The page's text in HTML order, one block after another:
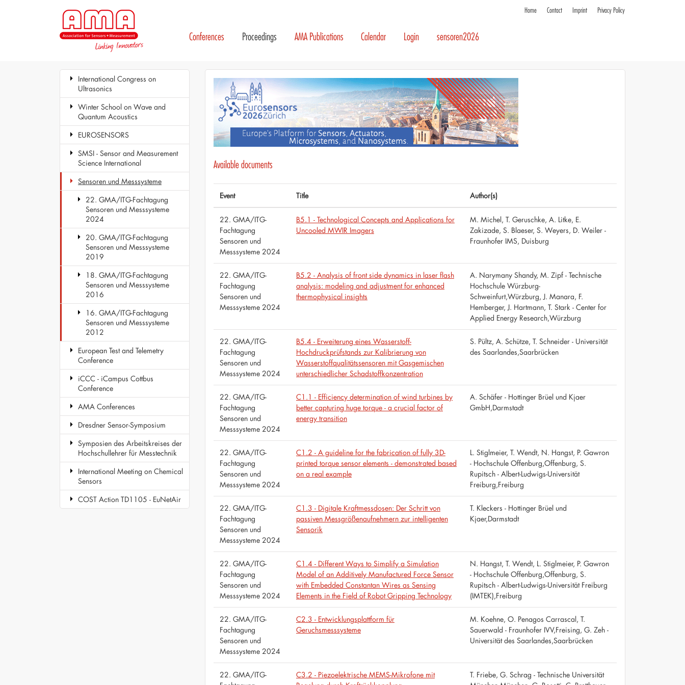
Home Contact Imprint Privacy Policy
Conferences Proceedings AMA Publications Calendar Login sensoren2026
International Congress on
Ultrasonics
Winter School on Wave and
Quantum Acoustics
EUROSENSORS
SMSI - Sensor and Measurement
Science International
Sensoren und Messsysteme
22. GMA/ITG-Fachtagung
Sensoren und Messsysteme
2024
20. GMA/ITG-Fachtagung
Sensoren und Messsysteme
2019
18. GMA/ITG-Fachtagung
Sensoren und Messsysteme
2016
16. GMA/ITG-Fachtagung
Sensoren und Messsysteme
2012
European Test and Telemetry
Conference
iCCC - iCampus Cottbus
Conference
AMA Conferences
Dresdner Sensor-Symposium
Symposien des Arbeitskreises der
Hochschullehrer für Messtechnik
International Meeting on Chemical
Sensors
COST Action TD1105 - EuNetAir
Available documents
Event Title Author(s)
22. GMA/ITG-
Fachtagung
Sensoren und
Messsysteme 2024
B5.1 - Technological Concepts and Applications for
Uncooled MWIR Imagers
M. Michel, T. Geruschke, A. Litke, E.
Zakizade, S. Blaeser, S. Weyers, D. Weiler -
Fraunhofer IMS, Duisburg
22. GMA/ITG-
Fachtagung
Sensoren und
Messsysteme 2024
B5.2 - Analysis of front side dynamics in laser flash
analysis: modeling and adjustment for enhanced
thermophysical insights
A. Narymany Shandy, M. Zipf - Technische
Hochschule Würzburg-
Schweinfurt,Würzburg, J. Manara, F.
Hemberger, J. Hartmann, T. Stark - Center for
Applied Energy Research,Würzburg
22. GMA/ITG-
Fachtagung
Sensoren und
Messsysteme 2024
B5.4 - Erweiterung eines Wasserstoff-
Hochdruckprüfstands zur Kalibrierung von
Wasserstoffqualitätssensoren mit Gasgemischen
unterschiedlicher Schadstoffkonzentration
S. Pültz, A. Schütze, T. Schneider - Universität
des Saarlandes,Saarbrücken
22. GMA/ITG-
Fachtagung
Sensoren und
Messsysteme 2024
C1.1 - Efficiency determination of wind turbines by
better capturing huge torque - a crucial factor of
energy transition
A. Schäfer - Hottinger Brüel und Kjaer
GmbH,Darmstadt
22. GMA/ITG-
Fachtagung
Sensoren und
Messsysteme 2024
C1.2 - A guideline for the fabrication of fully 3D-
printed torque sensor elements - demonstrated based
on a real example
L. Stiglmeier, T. Wendt, N. Hangst, P. Gawron
- Hochschule Offenburg,Offenburg, S.
Rupitsch - Albert-Ludwigs-Universität
Freiburg,Freiburg
22. GMA/ITG-
Fachtagung
Sensoren und
Messsysteme 2024
C1.3 - Digitale Kraftmessdosen: Der Schritt von
passiven Messgrößenaufnehmern zur intelligenten
Sensorik
T. Kleckers - Hottinger Brüel und
Kjaer,Darmstadt
22. GMA/ITG-
Fachtagung
Sensoren und
Messsysteme 2024
C1.4 - Different Ways to Simplify a Simulation
Model of an Additively Manufactured Force Sensor
with Embedded Constantan Wires as Sensing
Elements in the Field of Robot Gripping Technology
N. Hangst, T. Wendt, L. Stiglmeier, P. Gawron
- Hochschule Offenburg,Offenburg, S.
Rupitsch - Albert-Ludwigs-Universität Freiburg
(IMTEK),Freiburg
22. GMA/ITG-
Fachtagung
Sensoren und
Messsysteme 2024
C2.3 - Entwicklungsplattform für
Geruchsmesssysteme
M. Koehne, O. Penagos Carrascal, T.
Sauerwald - Fraunhofer IVV,Freising, G. Zeh -
Universität des Saarlandes,Saarbrücken
22. GMA/ITG-
C3.2 - Piezoelektrische MEMS-Mikrofone mit
T. Friebe, G. Schrag - Technische Universität